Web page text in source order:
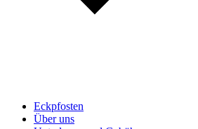
Eckpfosten
Über uns